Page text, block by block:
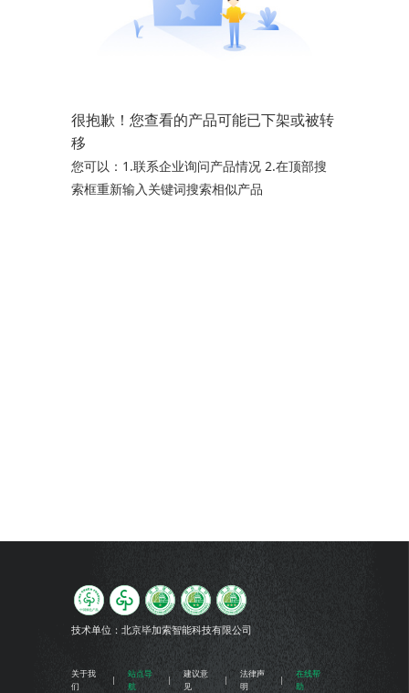
很抱歉！您查看的产品可能已下架或被转
移
您可以：1.联系企业询问产品情况 2.在顶部搜
索框重新输入关键词搜索相似产品
技术单位：北京毕加索智能科技有限公司
关于我
们
站点导
航
建议意
见
法律声
明
在线帮
助